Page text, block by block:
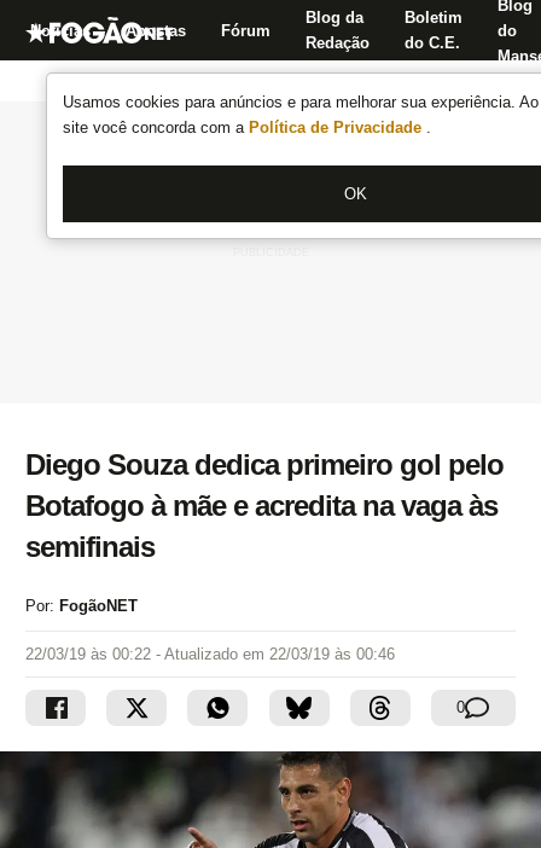
Usamos cookies para anúncios e para melhorar sua experiência.
site você concorda com a Política de Privacidade .
OK
Notícias Apostas Fórum
Blog da
Redação
Boletim
do C.E.
Blog
do
Diego Souza dedica primeiro gol pelo
Botafogo à mãe e acredita na vaga às
semifinais
Por: FogãoNET
22/03/19 às 00:22 - Atualizado em 22/03/19 às 00:46
0